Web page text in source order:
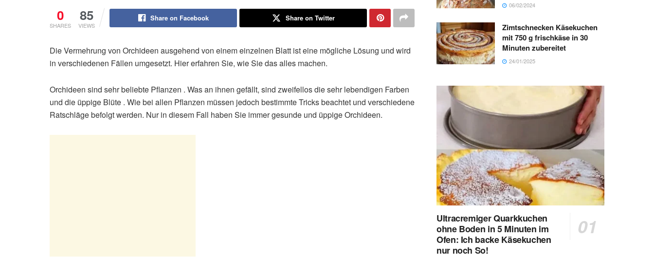
0
SHARES
85
VIEWS
Share on Facebook Share on Twitter
Die Vermehrung von Orchideen ausgehend von einem einzelnen Blatt ist eine mögliche Lösung und wird
in verschiedenen Fällen umgesetzt. Hier erfahren Sie, wie Sie das alles machen.
Orchideen sind sehr beliebte Pflanzen . Was an ihnen gefällt, sind zweifellos die sehr lebendigen Farben
und die üppige Blüte . Wie bei allen Pflanzen müssen jedoch bestimmte Tricks beachtet und verschiedene
Ratschläge befolgt werden. Nur in diesem Fall haben Sie immer gesunde und üppige Orchideen.
06/02/2024
Zimtschnecken Käsekuchen
mit 750 g frischkäse in 30
Minuten zubereitet
24/01/2025
Ultracremiger Quarkkuchen
ohne Boden in 5 Minuten im
Ofen: Ich backe Käsekuchen
nur noch So!